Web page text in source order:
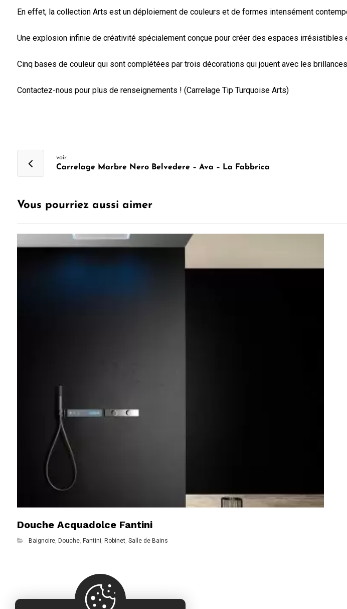
En effet, la collection Arts est un déploiement de couleurs et de formes intensément
Une explosion infinie de créativité spécialement conçue pour créer des espaces irrésistibles
Cinq bases de couleur qui sont complétées par trois décorations qui jouent avec les
Contactez-nous pour plus de renseignements ! (Carrelage Tip Turquoise Arts)
voir
Carrelage Marbre Nero Belvedere – Ava – La Fabbrica
Vous pourriez aussi aimer
Douche Acquadolce Fantini
Baignoire, Douche, Fantini, Robinet, Salle de Bains